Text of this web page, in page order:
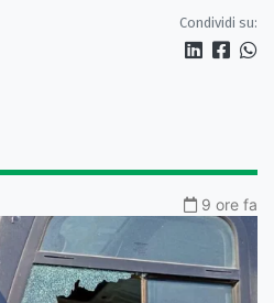
Condividi su:
9 ore fa